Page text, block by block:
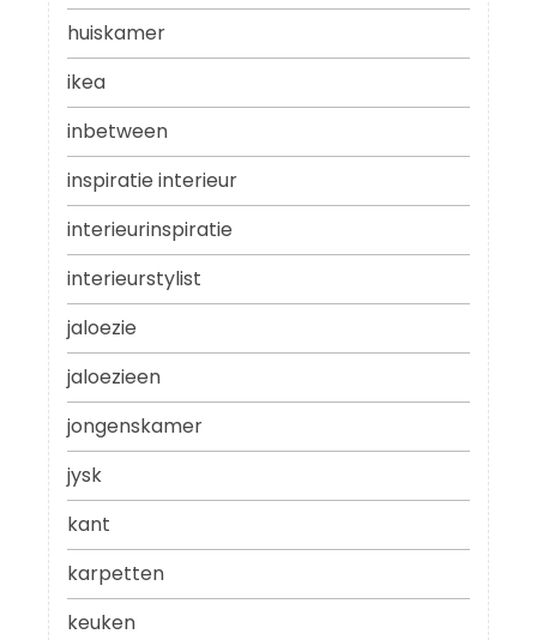
huiskamer
ikea
inbetween
inspiratie interieur
interieurinspiratie
interieurstylist
jaloezie
jaloezieen
jongenskamer
jysk
kant
karpetten
keuken